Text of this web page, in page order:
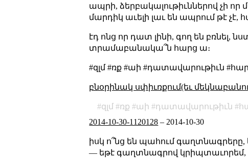
ապրի, ձերբակալութիւններով չի որ
մարդիկ աւելի լաւ են ապրում թէ
էդ ոնց որ դատ լինի, գող են բռնել,
տրամաբանակա՞ն հարց ա։
#զլմ #ռք #աի #դատավարութիւն
բնօրինակ սփիւռքում(եւ
զլմ ռք աի դատավարութիւն
2014-10-30-1120128 – 2014-10-30
իսկ ո՞նց են պահում գաղտնագրերը,
— եթէ գաղտնագրով